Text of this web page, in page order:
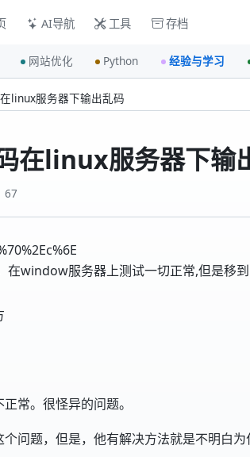
AI导航 工具 存档
网站优化 Python 经验与学习
linux服务器下输出乱码
在linux服务器下输
67
在window服务器上测试一切正常,但是移
常。很怪异的问题。
问题，但是，他有解决方法就是不明白